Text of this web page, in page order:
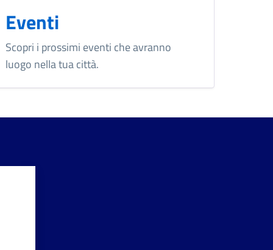
Eventi
Scopri i prossimi eventi che avranno
luogo nella tua città.